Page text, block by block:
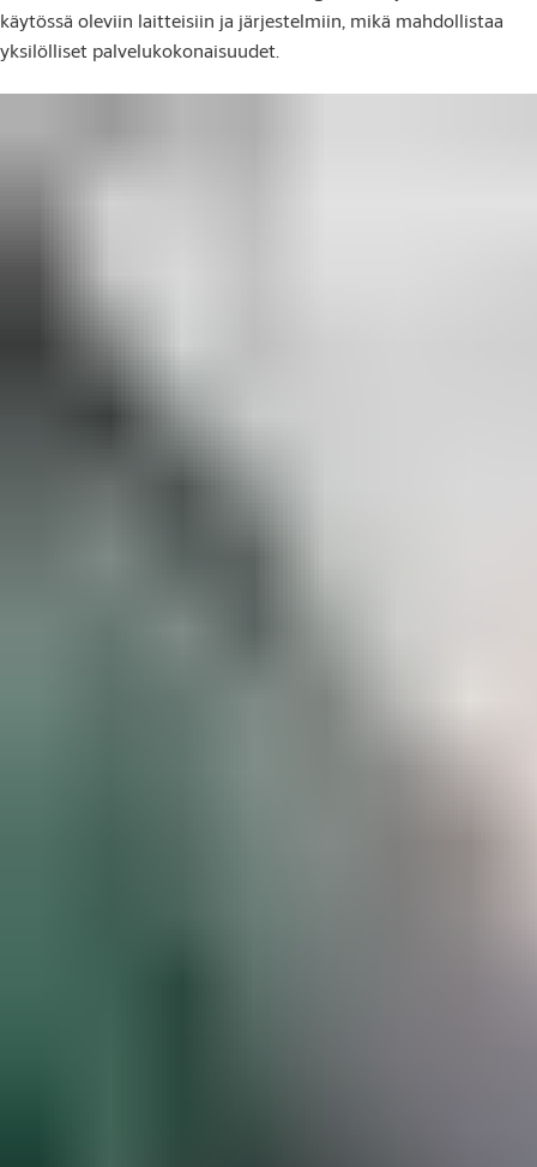
käytössä oleviin laitteisiin ja järjestelmiin, mikä mahdollistaa
yksilölliset palvelukokonaisuudet.